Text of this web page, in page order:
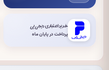
خرید اعتباری دیجی‌پی
پرداخت در پایان ماه